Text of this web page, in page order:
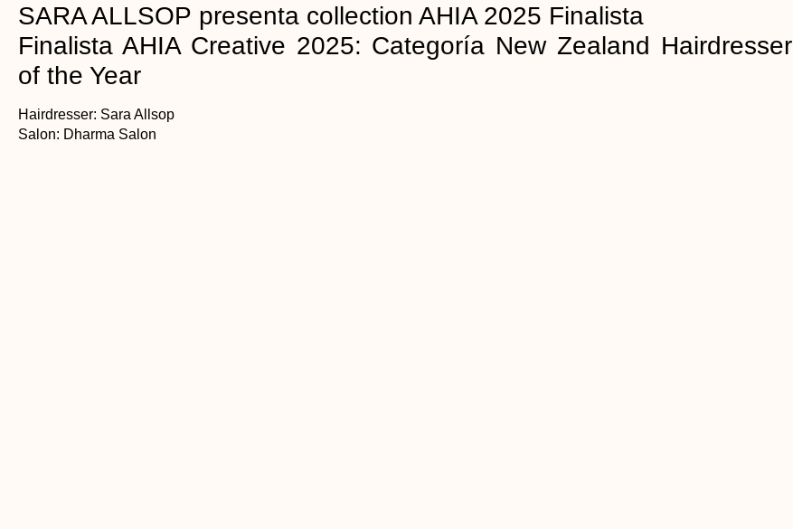
SARA ALLSOP presenta collection AHIA 2025 Finalista
Finalista AHIA Creative 2025: Categoría New Zealand Hairdresser
of the Year
Hairdresser: Sara Allsop
Salon: Dharma Salon